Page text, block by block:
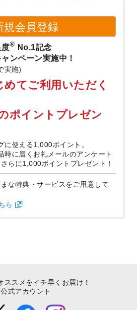
規会員登録
® No.1記念
ンペーン実施中！
実施)
てご利用いただく
ポイントプレゼン
に使える1,000ポイント。
時に届くお礼メールのアンケート
らに1,000ポイントプレゼント！
な特典・サービスをご用意して
ら
ススメをイチ早くお届け！
公式アカウント